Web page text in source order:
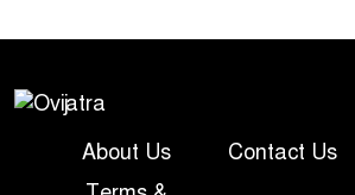
About Us Contact Us